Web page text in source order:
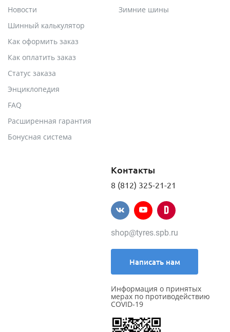
Новости
Шинный калькулятор
Как оформить заказ
Как оплатить заказ
Статус заказа
Энциклопедия
FAQ
Расширенная гарантия
Бонусная система
Зимние шины
Контакты
8 (812) 325-21-21
shop@tyres.spb.ru
Написать нам
Информация о принятых
мерах по противодействию
COVID-19